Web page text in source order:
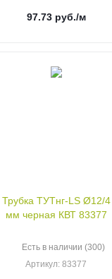
97.73руб./м
Трубка ТУТнг-LS Ø12/4
мм черная КВТ 83377
Есть в наличии (300)
Артикул: 83377